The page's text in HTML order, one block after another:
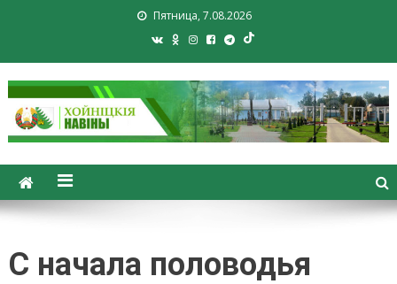
Пятница, 7.08.2026
Хойники. Хойнiцкiя навiны.
Новости Хойник. Районная
С начала половодья